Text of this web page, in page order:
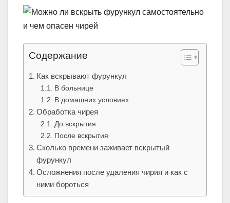
Содержание
Как вскрывают фурункул
В больнице
В домашних условиях
Обработка чирея
До вскрытия
После вскрытия
Сколько времени заживает вскрытый
фурункул
Осложнения после удаления чирия и как с
ними бороться